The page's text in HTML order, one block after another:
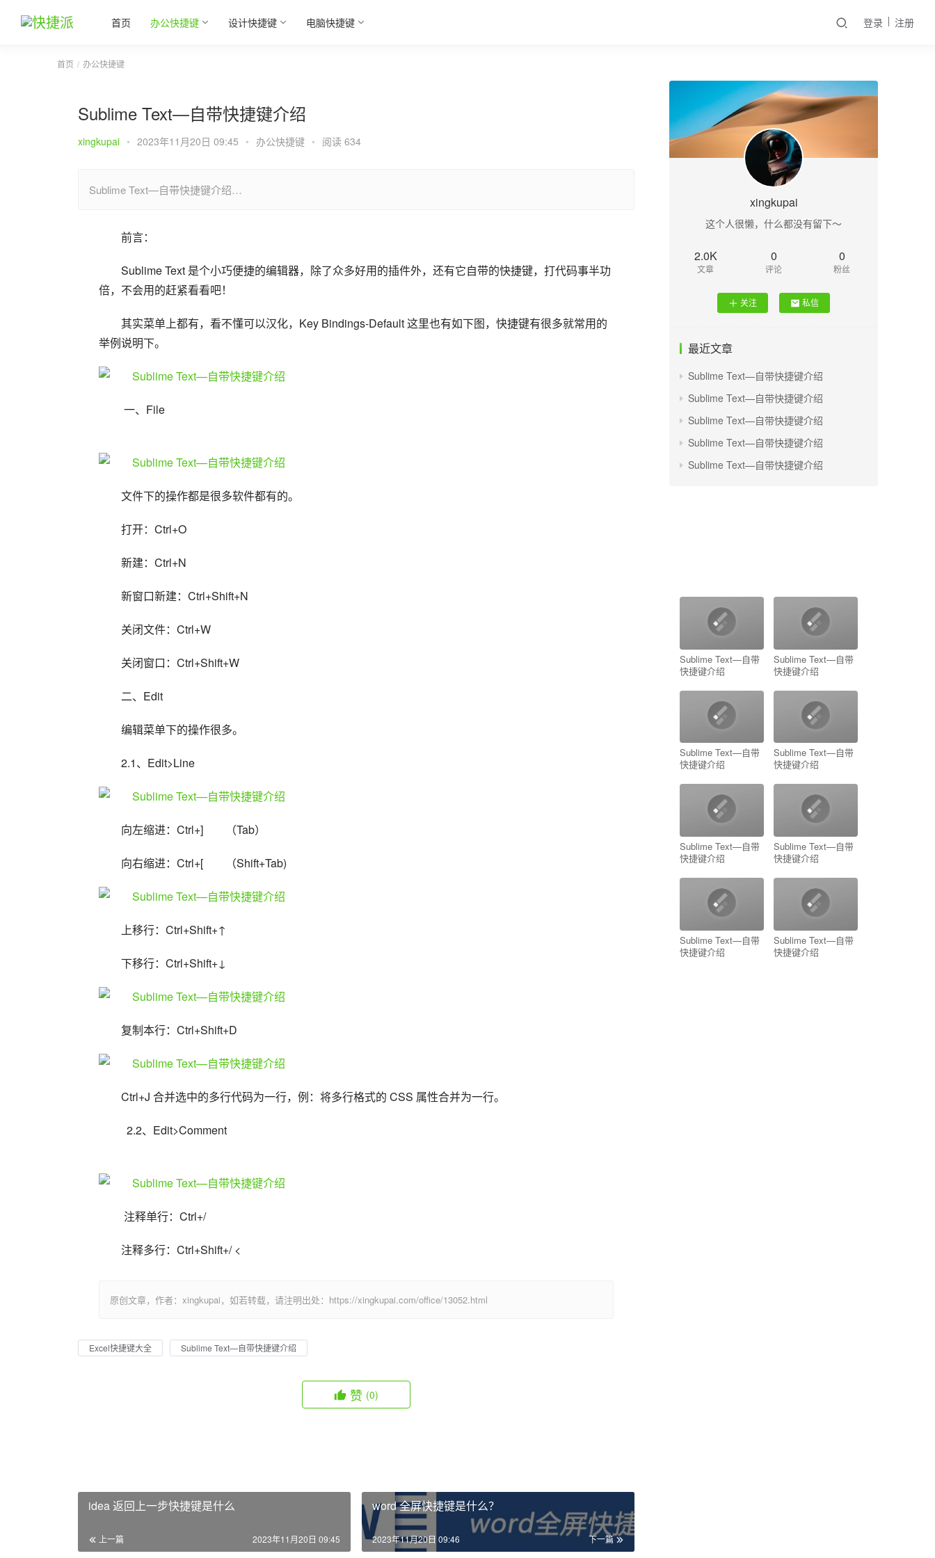
首页 办公快捷键 设计快捷键 电脑快捷键 登录 注册
首页 办公快捷键
Sublime Text—自带快捷键介绍
xingkupai • 2023年11月20日 09:45 • 办公快捷键 • 阅读 634
Sublime Text—自带快捷键介绍…
前言：
Sublime Text 是个小巧便捷的编辑器，除了众多好用的插件外，还有它自带的快捷键，打代码事半功
倍，不会用的赶紧看看吧！
其实菜单上都有，看不懂可以汉化，Key Bindings-Default 这里也有如下图，快捷键有很多就常用的
举例说明下。
一、File
文件下的操作都是很多软件都有的。
打开：Ctrl+O
新建：Ctrl+N
新窗口新建：Ctrl+Shift+N
关闭文件：Ctrl+W
关闭窗口：Ctrl+Shift+W
二、Edit
编辑菜单下的操作很多。
2.1、Edit>Line
向左缩进：Ctrl+]　　（Tab）
向右缩进：Ctrl+[　　（Shift+Tab)
上移行：Ctrl+Shift+↑
下移行：Ctrl+Shift+↓
复制本行：Ctrl+Shift+D
Ctrl+J 合并选中的多行代码为一行，例：将多行格式的 CSS 属性合并为一行。
  2.2、Edit>Comment
注释单行：Ctrl+/
注释多行：Ctrl+Shift+/ <
原创文章，作者：xingkupai，如若转载，请注明出处：https://xingkupai.com/office/13052.html
Excel快捷键大全 Sublime Text—自带快捷键介绍
赞 (0)
idea 返回上一步快捷键是什么
上一篇 2023年11月20日 09:45
word 全屏快捷键是什么？
下一篇
2023年11月20日 09:46
xingkupai
这个人很懒，什么都没有留下～
2.0K
文章
0
评论
0
粉丝
关注 私信
最近文章
Sublime Text—自带快捷键介绍
Sublime Text—自带快捷键介绍
Sublime Text—自带快捷键介绍
Sublime Text—自带快捷键介绍
Sublime Text—自带快捷键介绍
Sublime Text—自带
快捷键介绍
Sublime Text—自带
快捷键介绍
Sublime Text—自带
快捷键介绍
Sublime Text—自带
快捷键介绍
Sublime Text—自带
快捷键介绍
Sublime Text—自带
快捷键介绍
Sublime Text—自带
快捷键介绍
Sublime Text—自带
快捷键介绍